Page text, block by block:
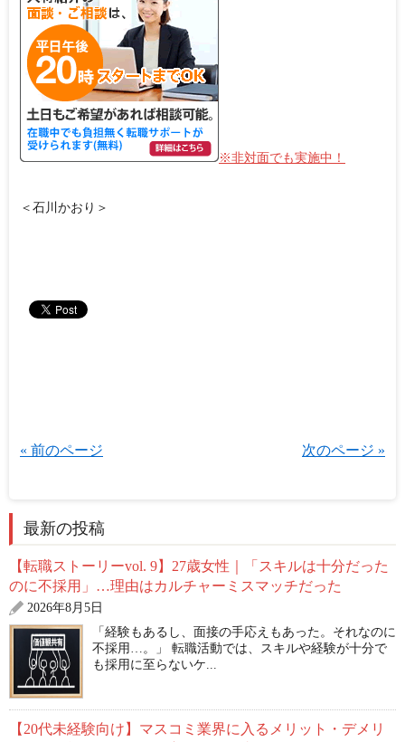
※非対面でも実施中！
＜石川かおり＞
« 前のページ 次のページ »
最新の投稿
【転職ストーリーvol. 9】27歳女性｜「スキルは十分だった
のに不採用」…理由はカルチャーミスマッチだった
2026年8月5日
「経験もあるし、面接の手応えもあった。それなのに
不採用…。」 転職活動では、スキルや経験が十分で
も採用に至らないケ...
【20代未経験向け】マスコミ業界に入るメリット・デメリ